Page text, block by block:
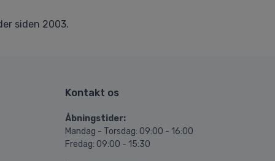
siden 2003.
Kontakt os
Åbningstider:
Mandag - Torsdag: 09:00 - 16:00
Fredag: 09:00 - 15:30